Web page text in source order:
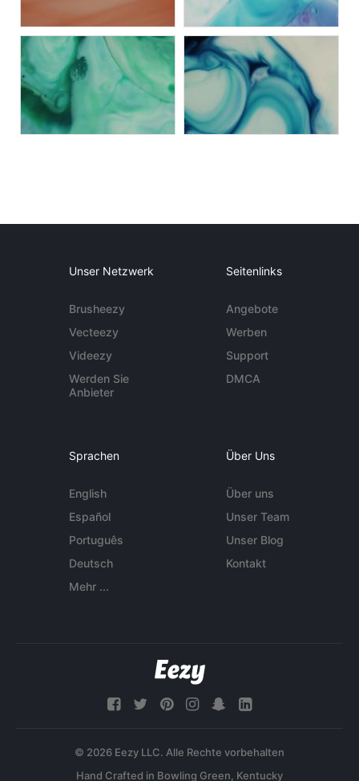
Unser Netzwerk
Brusheezy
Vecteezy
Videezy
Werden Sie
Anbieter
Seitenlinks
Angebote
Werben
Support
DMCA
Sprachen
English
Español
Português
Deutsch
Mehr ...
Über Uns
Über uns
Unser Team
Unser Blog
Kontakt
© 2026 Eezy LLC. Alle Rechte vorbehalten